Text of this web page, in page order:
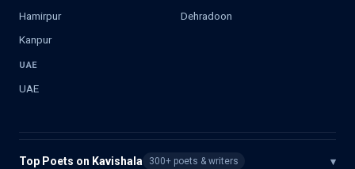
Hamirpur
Dehradoon
Kanpur
UAE
UAE
Top Poets on Kavishala 300+ poets & writers ▾